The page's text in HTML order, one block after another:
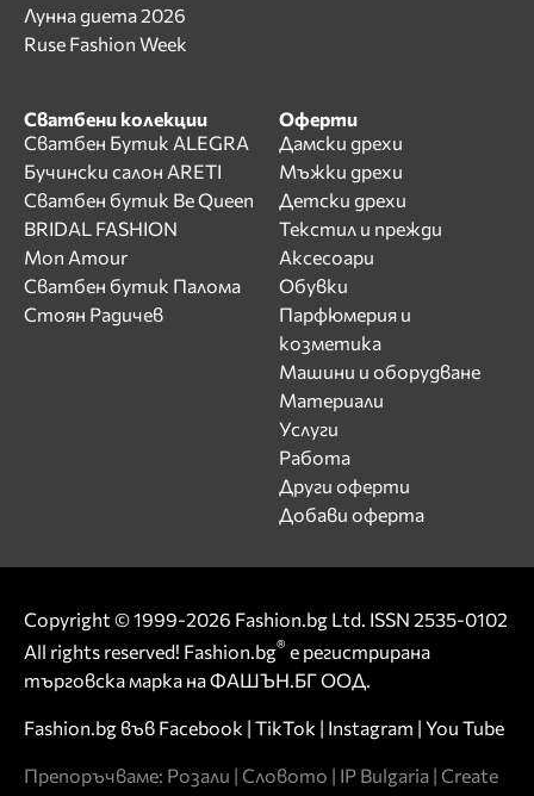
Лунна диета 2026
Ruse Fashion Week
Сватбени колекции
Сватбен Бутик ALEGRA
Бучински салон ARETI
Сватбен бутик Be Queen
BRIDAL FASHION
Mon Amour
Сватбен бутик Палома
Стоян Радичев
Оферти
Дамски дрехи
Мъжки дрехи
Детски дрехи
Текстил и прежди
Аксесоари
Обувки
Парфюмерия и
козметика
Машини и оборудване
Материали
Услуги
Работа
Други оферти
Добави оферта
Copyright © 1999-2026 Fashion.bg Ltd. ISSN 2535-0102
All rights reserved! Fashion.bg® е регистрирана
търговска марка на ФАШЪН.БГ ООД.
Fashion.bg във Facebook | TikTok | Instagram | You Tube
Препоръчваме: Розали | Словото | IP Bulgaria | Create